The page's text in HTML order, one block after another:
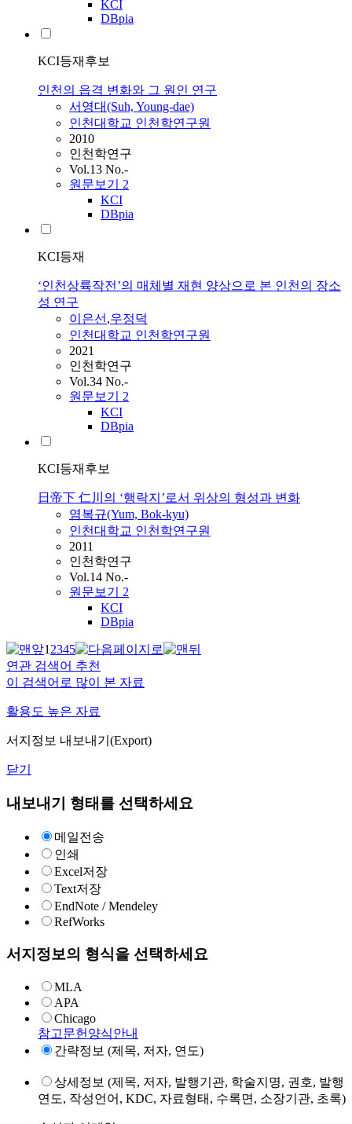
KCI
DBpia
KCI등재후보
인천의 읍격 변화와 그 원인 연구
서영대(Suh, Young-dae)
인천대학교 인천학연구원
2010
인천학연구
Vol.13 No.-
원문보기 2
KCI
DBpia
KCI등재
‘인천상륙작전’의 매체별 재현 양상으로 본 인천의 장소
성 연구
이은선,우정덕
인천대학교 인천학연구원
2021
인천학연구
Vol.34 No.-
원문보기 2
KCI
DBpia
KCI등재후보
日帝下 仁川의 ‘행락지’로서 위상의 형성과 변화
염복규(Yum, Bok-kyu)
인천대학교 인천학연구원
2011
인천학연구
Vol.14 No.-
원문보기 2
KCI
DBpia
12345
연관 검색어 추천
이 검색어로 많이 본 자료
활용도 높은 자료
서지정보 내보내기(Export)
닫기
내보내기 형태를 선택하세요
메일전송
인쇄
Excel저장
Text저장
EndNote / Mendeley
RefWorks
서지정보의 형식을 선택하세요
MLA
APA
Chicago
참고문헌양식안내
간략정보 (제목, 저자, 연도)
상세정보 (제목, 저자, 발행기관, 학술지명, 권호, 발행
연도, 작성언어, KDC, 자료형태, 수록면, 소장기관, 초록)